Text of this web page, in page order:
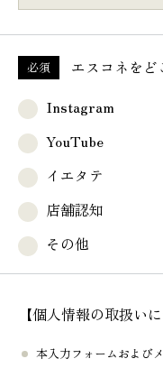
必須 エスコネを
Instagram
YouTube
イエタテ
店舗認知
その他
【個人情報の取扱いに
本入力フォームおよび